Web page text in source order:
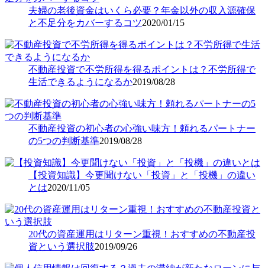
夫婦の老後資金はいくら必要？年金以外の収入源確保
と不足分をカバーするコツ2020/01/15
不動産投資で不労所得を得るポイントは？不労所得で
生活できるようになるか2019/08/28
不動産投資の初心者の心強い味方！頼れるパートナー
の5つの判断基準2019/08/28
【投資知識】今更聞けない「投資」と「投機」の違い
とは2020/11/05
20代の資産運用はリターン重視！おすすめの不動産投
資という選択肢2019/09/26